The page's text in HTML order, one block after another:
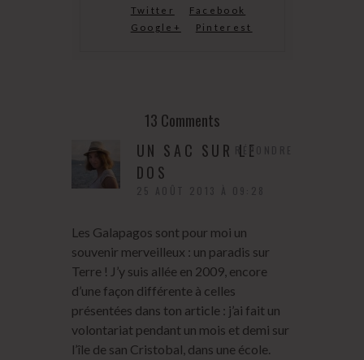
Twitter
Facebook
Google+
Pinterest
13 Comments
UN SAC SUR LE
DOS
Les Galapagos sont pour moi un
souvenir merveilleux : un paradis sur
Terre ! J’y suis allée en 2009, encore
d’une façon différente à celles
présentées dans ton article : j’ai fait un
volontariat pendant un mois et demi sur
l’île de san Cristobal, dans une école.
RÉPONDRE